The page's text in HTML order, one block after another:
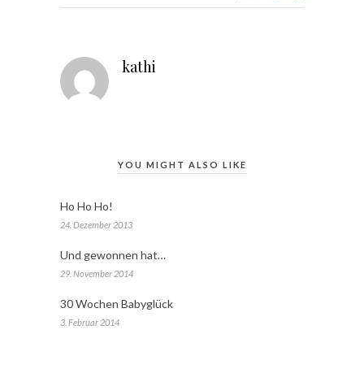
kathi
YOU MIGHT ALSO LIKE
Ho Ho Ho!
24. Dezember 2013
Und gewonnen hat…
29. November 2014
30 Wochen Babyglück
3. Februar 2014